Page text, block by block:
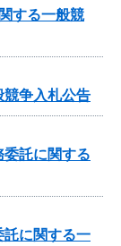
する一般競
競争入札公告
託に関する
託に関する一